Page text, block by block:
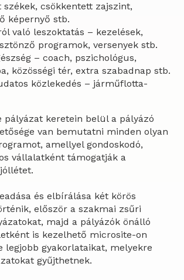
székek, csökkentett zajszint,
képernyő stb.
való leszoktatás – kezelések,
programok, versenyek stb.
– coach, pszichológus,
közösségi tér, extra szabadnap stb.
közlekedés – járműflotta-
pályázat keretein belül a pályázó
van bemutatni minden olyan
amellyel gondoskodó,
vállalatként támogatják a
és elbírálása két körös
először a szakmai zsűri
majd a pályázók önálló
is kezelhető microsite-on
legjobb gyakorlataikat, melyekre
gyűjthetnek.